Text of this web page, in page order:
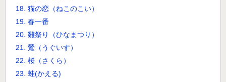
18. 猫の恋（ねこのこい）
19. 春一番
20. 雛祭り（ひなまつり）
21. 鶯（うぐいす）
22. 桜（さくら）
23. 蛙(かえる)